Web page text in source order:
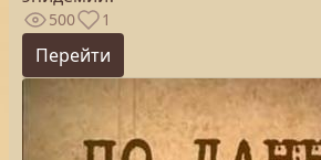
500 1
Перейти